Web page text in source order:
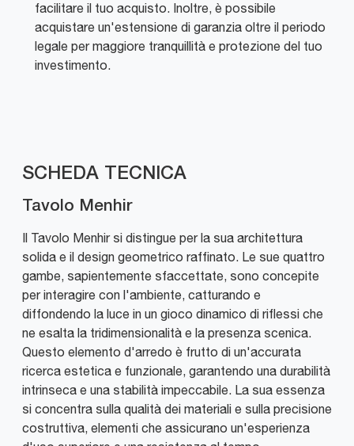
facilitare il tuo acquisto. Inoltre, è possibile
acquistare un'estensione di garanzia oltre il periodo
legale per maggiore tranquillità e protezione del tuo
investimento.
SCHEDA TECNICA
Tavolo Menhir
Il Tavolo Menhir si distingue per la sua architettura
solida e il design geometrico raffinato. Le sue quattro
gambe, sapientemente sfaccettate, sono concepite
per interagire con l'ambiente, catturando e
diffondendo la luce in un gioco dinamico di riflessi che
ne esalta la tridimensionalità e la presenza scenica.
Questo elemento d'arredo è frutto di un'accurata
ricerca estetica e funzionale, garantendo una durabilità
intrinseca e una stabilità impeccabile. La sua essenza
si concentra sulla qualità dei materiali e sulla precisione
costruttiva, elementi che assicurano un'esperienza